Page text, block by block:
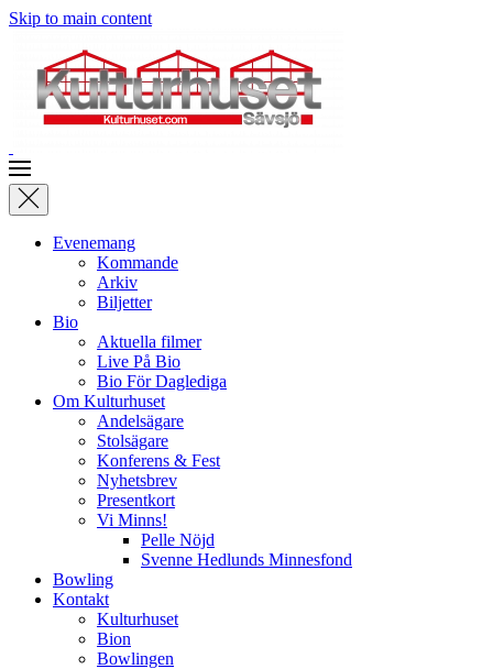
Skip to main content
Evenemang
Kommande
Arkiv
Biljetter
Bio
Aktuella filmer
Live På Bio
Bio För Daglediga
Om Kulturhuset
Andelsägare
Stolsägare
Konferens & Fest
Nyhetsbrev
Presentkort
Vi Minns!
Pelle Nöjd
Svenne Hedlunds Minnesfond
Bowling
Kontakt
Kulturhuset
Bion
Bowlingen